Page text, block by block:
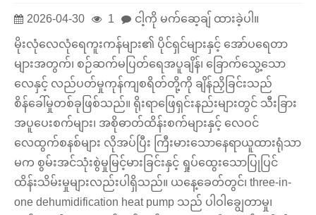
2026-04-30 1 ငါ့ကို မက်ဆေ့ချ် ထားခဲ့ပါ။
မိုးလုံလေလုံရေကူးကန်များ၏ ပိုင်ရှင်များနှင့် အော်ပရေတာ
များအတွက်၊ စဉ်ဆက်မပြတ်ရေအပူချိန်၊ ခြောက်သွေ့သော
လေနှင့် လည်ပတ်မှုကုန်ကျစရိတ်တို့ကို ချိန်ညှိခြင်းသည်
စိန်ခေါ်မှုတစ်ခုဖြစ်သည်။ ရိုးရာဖြေရှင်းနည်းများတွင် သီးခြား
အပူပေးစက်များ၊ အစိုဓာတ်ထိန်းစက်များနှင့် လေဝင်
လေထွက်စနစ်များ လိုအပ်ပြီး ကြီးမားသောနေရာယူထားရုံသာ
မက စွမ်းအင်သုံးစွဲမှုမြင့်မားခြင်းနှင့် ရှုပ်ထွေးသောပြုပြင်
ထိန်းသိမ်းမှုများလည်းပါရှိသည်။ ယနေ့ခေတ်တွင်၊ three-in-
one dehumidification heat pump သည် ပါဝါချွေတာမှု၊